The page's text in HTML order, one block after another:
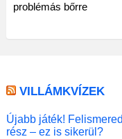
problémás bőrre
VILLÁMKVÍZEK
Újabb játék!
rész – ez is sikerül?